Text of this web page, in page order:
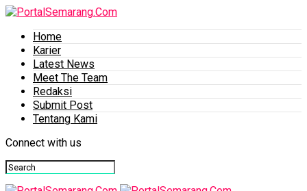
Home
Karier
Latest News
Meet The Team
Redaksi
Submit Post
Tentang Kami
Connect with us